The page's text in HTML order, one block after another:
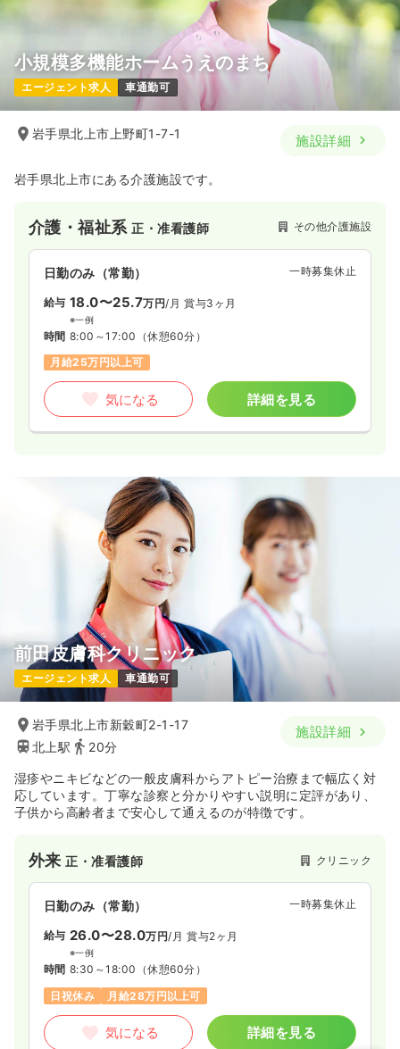
小規模多機能ホームうえのまち
エージェント求人 車通勤可
岩手県北上市上野町1-7-1 施設詳細
岩手県北上市にある介護施設です。
介護・福祉系正・准看護師 その他介護施設
日勤のみ（常勤） 一時募集休止
給与 18.0〜25.7万円/月 賞与3ヶ月
※一例
時間 8:00～17:00 （休憩60分）
月給25万円以上可
気になる 詳細を見る
前田皮膚科クリニック
エージェント求人 車通勤可
岩手県北上市新穀町2-1-17
北上駅
20分
施設詳細
湿疹やニキビなどの一般皮膚科からアトピー治療まで幅広く対
応しています。丁寧な診察と分かりやすい説明に定評があり、
子供から高齢者まで安心して通えるのが特徴です。
外来正・准看護師 クリニック
日勤のみ（常勤） 一時募集休止
給与 26.0〜28.0万円/月 賞与2ヶ月
※一例
時間 8:30～18:00 （休憩60分）
日祝休み
月給28万円以上可
気になる 詳細を見る